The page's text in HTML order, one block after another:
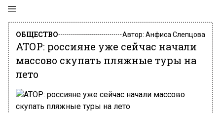
ОБЩЕСТВО Автор: Анфиса Слепцова
АТОР: россияне уже сейчас начали
массово скупать пляжные туры на
лето